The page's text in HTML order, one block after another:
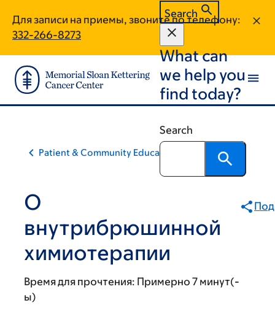
main
content
footer
Для записи на приемы, звоните по телефону:
332-266-8273
Search
What can
we help you
find today?
Search
Patient & Community Education
О
внутрибрюшинной
химиотерапии
Время для прочтения: Примерно 7 минут(-
ы)